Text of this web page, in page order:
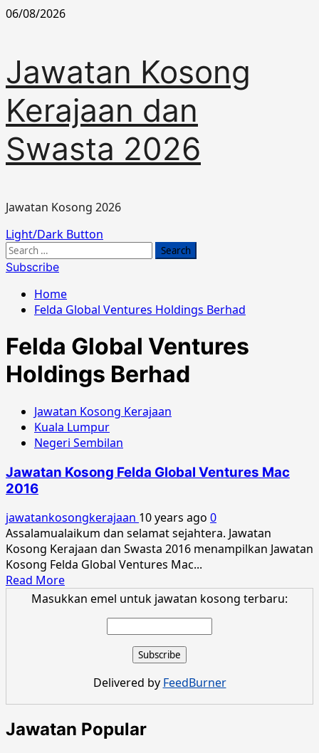
Skip
06/08/2026
Jawatan Kosong
Kerajaan dan
Swasta 2026
Jawatan Kosong 2026
Primary
Menu
Light/Dark Button
Search
for:
Subscribe
Home
Felda Global Ventures Holdings Berhad
Felda Global Ventures
Holdings Berhad
Jawatan Kosong Kerajaan
Kuala Lumpur
Negeri Sembilan
Jawatan Kosong Felda Global Ventures Mac
2016
jawatankosongkerajaan 10 years ago 0
Assalamualaikum dan selamat sejahtera. Jawatan
Kosong Kerajaan dan Swasta 2016 menampilkan Jawatan
Kosong Felda Global Ventures Mac...
Read MoreRead
more
Ventures
Mac
2016
Masukkan emel untuk jawatan kosong terbaru:
Delivered by FeedBurner
Jawatan Popular